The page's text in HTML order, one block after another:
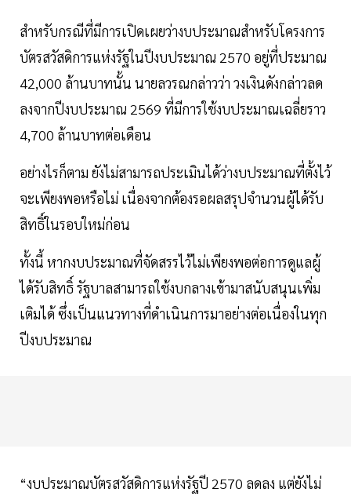
สำหรับกรณีที่มีการเปิดเผยว่างบประมาณสำหรับโครงการ
บัตรสวัสดิการแห่งรัฐในปีงบประมาณ 2570 อยู่ที่ประมาณ
42,000 ล้านบาทนั้น นายลวรณกล่าวว่า วงเงินดังกล่าวลด
ลงจากปีงบประมาณ 2569 ที่มีการใช้งบประมาณเฉลี่ยราว
4,700 ล้านบาทต่อเดือน
อย่างไรก็ตาม ยังไม่สามารถประเมินได้ว่างบประมาณที่ตั้งไว้
จะเพียงพอหรือไม่ เนื่องจากต้องรอผลสรุปจำนวนผู้ได้รับ
สิทธิ์ในรอบใหม่ก่อน
ทั้งนี้ หากงบประมาณที่จัดสรรไว้ไม่เพียงพอต่อการดูแลผู้
ได้รับสิทธิ์ รัฐบาลสามารถใช้งบกลางเข้ามาสนับสนุนเพิ่ม
เติมได้ ซึ่งเป็นแนวทางที่ดำเนินการมาอย่างต่อเนื่องในทุก
ปีงบประมาณ
“งบประมาณบัตรสวัสดิการแห่งรัฐปี 2570 ลดลง แต่ยังไม่